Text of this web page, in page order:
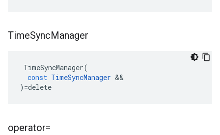
TimeSyncManager
TimeSyncManager(
const TimeSyncManager &&
) =delete
operator=